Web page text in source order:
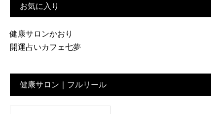
お気に入り
健康サロンかおり
開運占いカフェ七夢
健康サロン｜フルリール